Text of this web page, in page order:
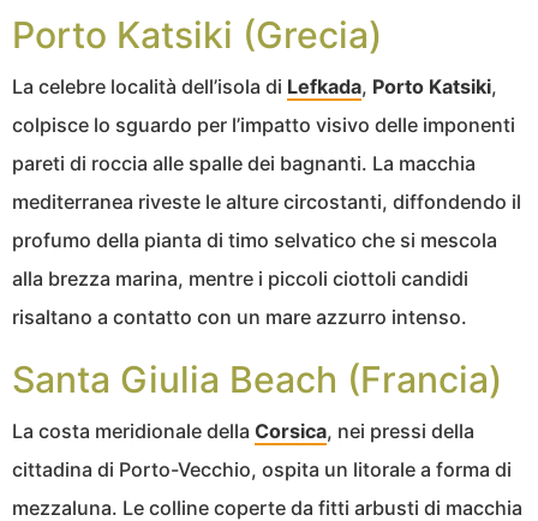
Porto Katsiki (Grecia)
La celebre località dell’isola di Lefkada, Porto Katsiki,
colpisce lo sguardo per l’impatto visivo delle imponenti
pareti di roccia alle spalle dei bagnanti. La macchia
mediterranea riveste le alture circostanti, diffondendo il
profumo della pianta di timo selvatico che si mescola
alla brezza marina, mentre i piccoli ciottoli candidi
risaltano a contatto con un mare azzurro intenso.
Santa Giulia Beach (Francia)
La costa meridionale della Corsica, nei pressi della
cittadina di Porto-Vecchio, ospita un litorale a forma di
mezzaluna. Le colline coperte da fitti arbusti di macchia